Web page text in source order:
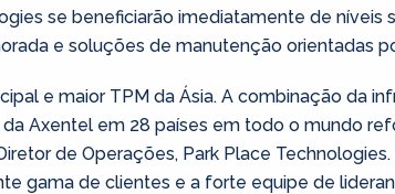
se beneficiarão imediatamente de níveis
e soluções de manutenção orientadas
e maior TPM da Ásia. A combinação da
Axentel em 28 países em todo o mundo
de Operações, Park Place
gama de clientes e a forte equipe de